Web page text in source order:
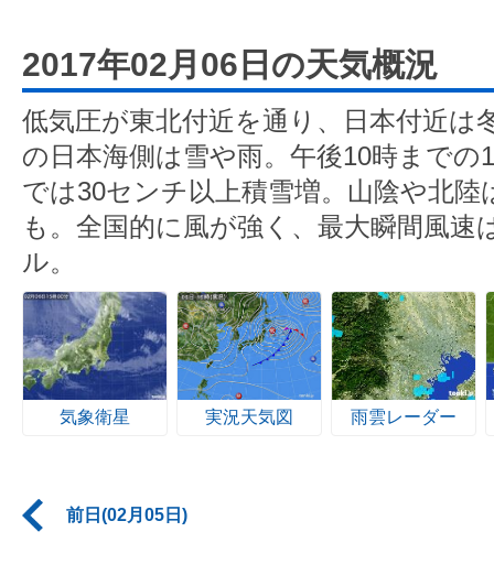
2017年02月06日の天気概況
低気圧が東北付近を通り、日本付近は
の日本海側は雪や雨。午後10時までの
では30センチ以上積雪増。山陰や北
も。全国的に風が強く、最大瞬間風速
ル。
気象衛星 実況天気図 雨雲レーダー
前日(02月05日)